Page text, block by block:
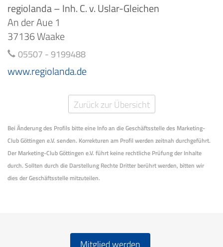
regiolanda – Inh. C. v. Uslar-Gleichen
An der Aue 1
37136 Waake
05507 - 9199488
www.regiolanda.de
Zurück zur Übersicht
Bei Änderung des Profils bitte eine Info an die Geschäftsstelle des Marketing-
Club Göttingen e.V. senden. Korrekturen am Profil werden zeitnah durchgeführt.
Der Marketing-Club Göttingen e.V. führt keine rechtliche Prüfung der Inhalte
durch. Sollten durch die Darstellung Rechte Dritter berührt werden, bitten wir
dies der Geschäftsstelle mitzuteilen.
Mitglied werden